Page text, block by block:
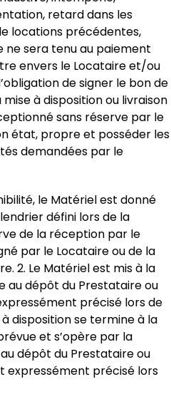
retard dans les
locations précédentes,
ne sera tenu au paiement
envers le Locataire et/ou
de signer le bon de
à disposition ou livraison
sans réserve par le
état, propre et posséder les
demandées par le
le Matériel est donné
défini lors de la
de la réception par le
par le Locataire ou de la
2. Le Matériel est mis à la
au dépôt du Prestataire ou
précisé lors de
disposition se termine à la
et s’opère par la
dépôt du Prestataire ou
expressément précisé lors